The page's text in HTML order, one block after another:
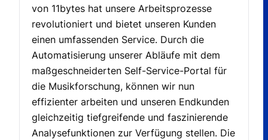
von 11bytes hat unsere Arbeitsprozesse
revolutioniert und bietet unseren Kunden
einen umfassenden Service. Durch die
Automatisierung unserer Abläufe mit dem
maßgeschneiderten Self-Service-Portal für
die Musikforschung, können wir nun
effizienter arbeiten und unseren Endkunden
gleichzeitig tiefgreifende und faszinierende
Analysefunktionen zur Verfügung stellen. Die